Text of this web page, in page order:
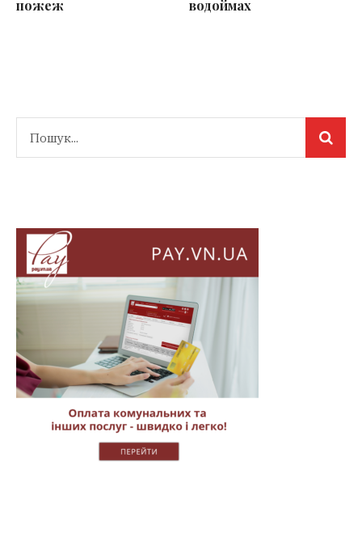
пожеж
водоймах